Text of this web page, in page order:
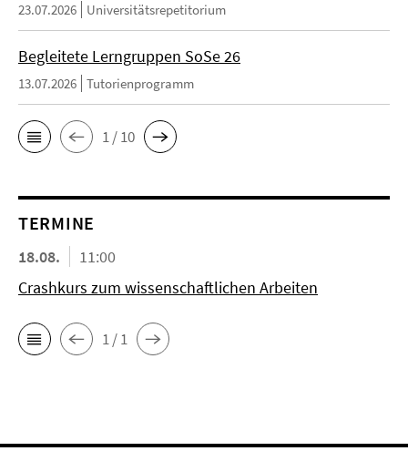
23.07.2026 Universitätsrepetitorium
Begleitete Lerngruppen SoSe 26
13.07.2026 Tutorienprogramm
1 / 10
TERMINE
18.08.
11:00
Crashkurs zum wissenschaftlichen Arbeiten
1 / 1